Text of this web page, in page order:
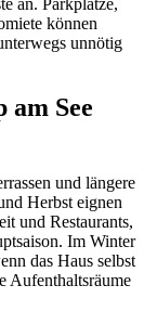
können
unnötig
See
und längere
Herbst eignen
und Restaurants,
Im Winter
das Haus selbst
Aufenthaltsräume